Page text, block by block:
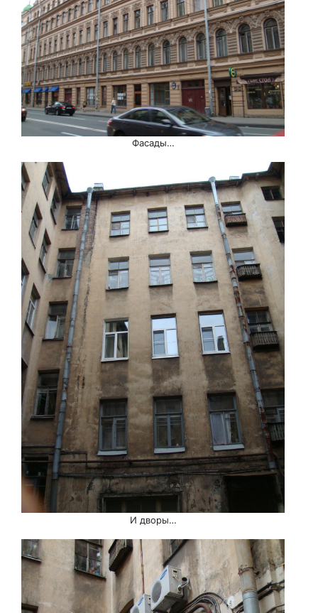
Фасады…
И дворы…